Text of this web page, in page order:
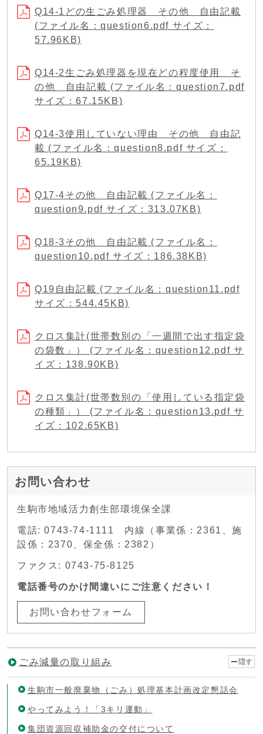
Q14-1どの生ごみ処理器 その他 自由記載
(ファイル名：question6.pdf サイズ：
57.96KB)
Q14-2生ごみ処理器を現在どの程度使用 そ
の他 自由記載 (ファイル名：question7.pdf
サイズ：67.15KB)
Q14-3使用していない理由 その他 自由記
載 (ファイル名：question8.pdf サイズ：
65.19KB)
Q17-4その他 自由記載 (ファイル名：
question9.pdf サイズ：313.07KB)
Q18-3その他 自由記載 (ファイル名：
question10.pdf サイズ：186.38KB)
Q19自由記載 (ファイル名：question11.pdf
サイズ：544.45KB)
クロス集計(世帯数別の「一週間で出す指定袋
の袋数」） (ファイル名：question12.pdf サ
イズ：138.90KB)
クロス集計(世帯数別の「使用している指定袋
の種類」） (ファイル名：question13.pdf サ
イズ：102.65KB)
お問い合わせ
生駒市地域活力創生部環境保全課
電話: 0743-74-1111 内線（事業係：2361、施
設係：2370、保全係：2382）
ファクス: 0743-75-8125
電話番号のかけ間違いにご注意ください！
お問い合わせフォーム
ごみ減量の取り組み 隠す
生駒市一般廃棄物（ごみ）処理基本計画改定懇話会
やってみよう！「3キリ運動」
集団資源回収補助金の交付について